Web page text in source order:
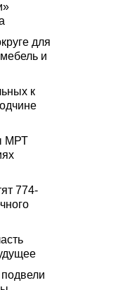
для
и
к
МРТ
774-